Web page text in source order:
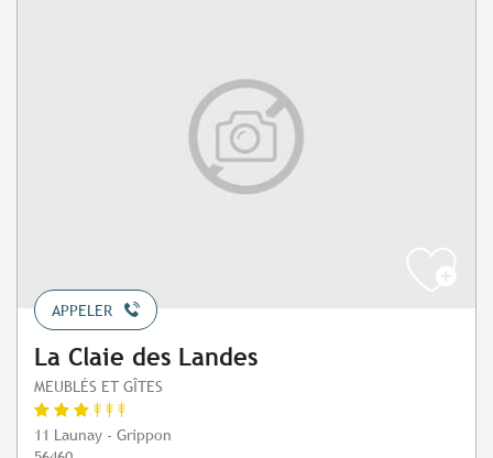
APPELER
La Claie des Landes
MEUBLÉS ET GÎTES
11 Launay - Grippon